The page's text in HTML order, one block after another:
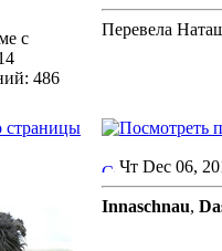
с
486
Перевела
страницы
Чт Dec 06,
Innaschnau,